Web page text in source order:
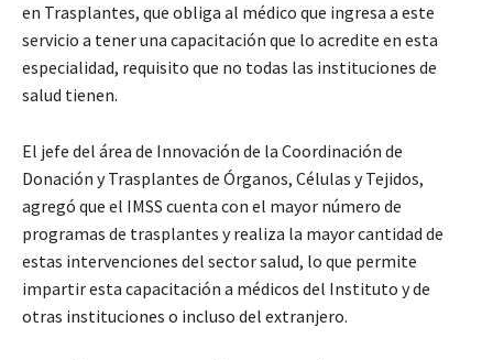
en Trasplantes, que obliga al médico que ingresa a este
servicio a tener una capacitación que lo acredite en esta
especialidad, requisito que no todas las instituciones de
salud tienen.
El jefe del área de Innovación de la Coordinación de
Donación y Trasplantes de Órganos, Células y Tejidos,
agregó que el IMSS cuenta con el mayor número de
programas de trasplantes y realiza la mayor cantidad de
estas intervenciones del sector salud, lo que permite
impartir esta capacitación a médicos del Instituto y de
otras instituciones o incluso del extranjero.